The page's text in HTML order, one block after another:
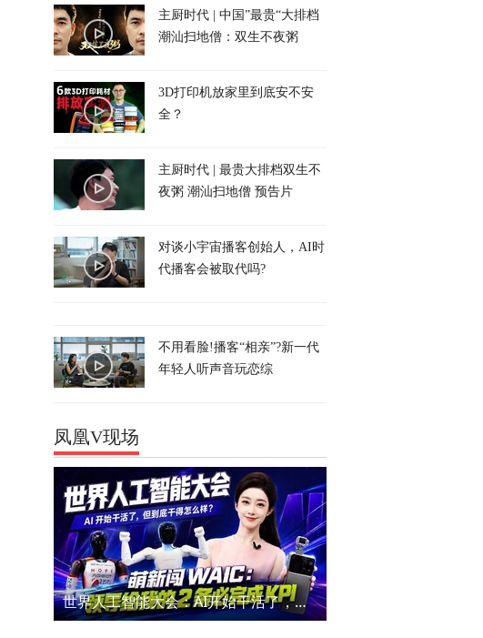
主厨时代 | 中国”最贵“大排档
潮汕扫地僧：双生不夜粥
3D打印机放家里到底安不安
全？
主厨时代 | 最贵大排档双生不
夜粥 潮汕扫地僧 预告片
对谈小宇宙播客创始人，AI时
代播客会被取代吗?
不用看脸!播客“相亲”?新一代
年轻人听声音玩恋综
凤凰V现场
世界人工智能大会：AI开始干活了，但到底干的怎么样？萌新闯WAIC